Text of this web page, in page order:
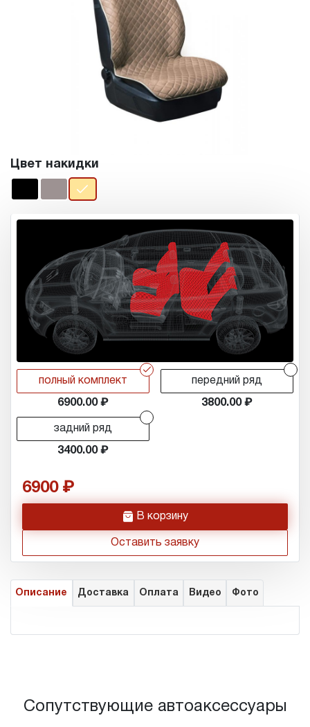
Цвет накидки
r
полный комплект
6900.00
передний ряд
3800.00
задний ряд
3400.00
6900
h В корзину
Оставить заявку
Описание Доставка Оплата Видео Фото
Сопутствующие автоаксессуары